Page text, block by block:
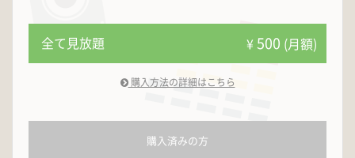
全て見放題 ¥500 (月額)
購入方法の詳細はこちら
購入済みの方